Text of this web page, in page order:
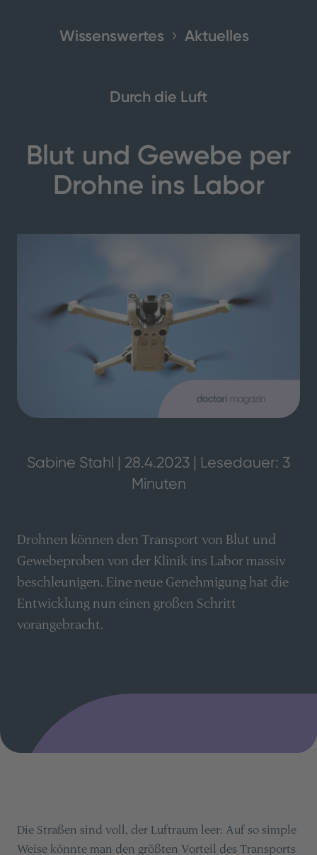
Wissenswertes Aktuelles
Durch die Luft
Blut und Gewebe per
Drohne ins Labor
Sabine Stahl | 28.4.2023 | Lesedauer: 3
Minuten
Drohnen können den Transport von Blut und
Gewebeproben von der Klinik ins Labor massiv
beschleunigen. Eine neue Genehmigung hat die
Entwicklung nun einen großen Schritt
vorangebracht.
Die Straßen sind voll, der Luftraum leer: Auf so simple
Weise könnte man den größten Vorteil des Transports